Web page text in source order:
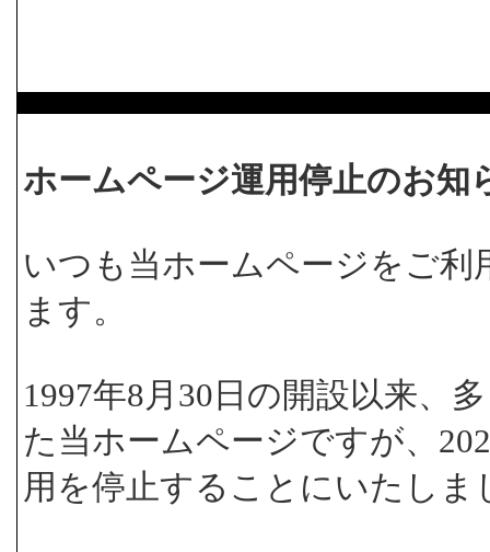
ホームページ運用停止のお知
いつも当ホームページをご
ます。
1997年8月30日の開設以来、
た当ホームページですが、
用を停止することにいたしま